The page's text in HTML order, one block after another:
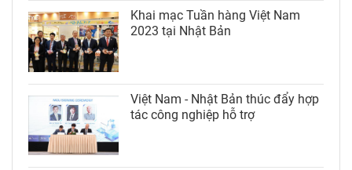
Khai mạc Tuần hàng Việt Nam
2023 tại Nhật Bản
Việt Nam - Nhật Bản thúc đẩy hợp
tác công nghiệp hỗ trợ